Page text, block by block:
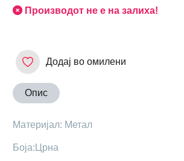
Производот не е на залиха!
Додај во омилени
Опис
Maтеријал: Метал
Боја:Црна